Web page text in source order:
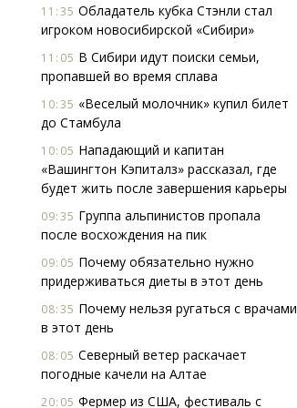
11:35 Обладатель кубка Стэнли стал
игроком новосибирской «Сибири»
11:05 В Сибири идут поиски семьи,
пропавшей во время сплава
10:35 «Веселый молочник» купил билет
до Стамбула
10:05 Нападающий и капитан
«Вашингтон Кэпиталз» рассказал, где
будет жить после завершения карьеры
09:35 Группа альпинистов пропала
после восхождения на пик
09:05 Почему обязательно нужно
придерживаться диеты в этот день
08:35 Почему нельзя ругаться с врачами
в этот день
08:05 Северный ветер раскачает
погодные качели на Алтае
20:05 Фермер из США, фестиваль с